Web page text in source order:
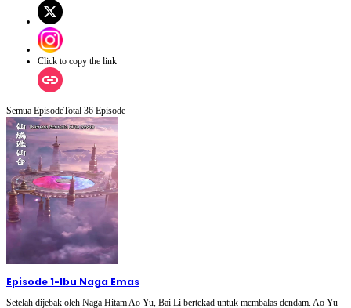
Click to copy the link
Semua EpisodeTotal 36 Episode
Episode 1-Ibu Naga Emas
Setelah dijebak oleh Naga Hitam Ao Yu, Bai Li bertekad untuk membalas dendam. Ao Yu